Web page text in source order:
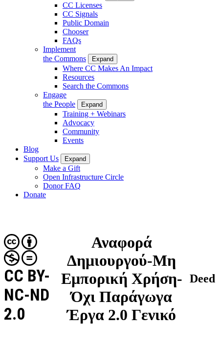
CC Licenses
CC Signals
Public Domain
Chooser
FAQs
Implement
the Commons
Expand
Where CC Makes An Impact
Resources
Search the Commons
Engage
the People
Expand
Training + Webinars
Advocacy
Community
Events
Blog
Support Us
Expand
Make a Gift
Open Infrastructure Circle
Donor FAQ
Donate
Αναφορά
Δημιουργού-Μη
Εμπορική Χρήση-
Όχι Παράγωγα
Έργα 2.0 Γενικό
CC BY-
NC-ND
2.0
Deed